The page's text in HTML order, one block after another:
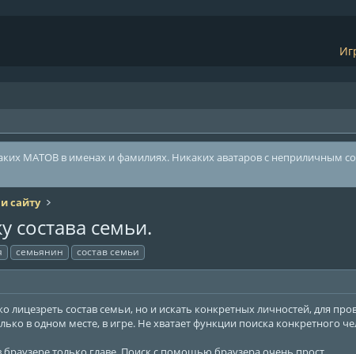
МАТОВ в именах и фамилиях. Никаких аватаров с неприличным
сайту
состава семьи.
семьянин состав семьи
лицезреть состав семьи, но и искать конкретных личностей, для
в одном месте, в игре. Не хватает функции поиска конкретного